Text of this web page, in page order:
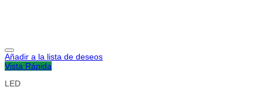
Añadir a la lista de deseos
Vista Rápida
LED